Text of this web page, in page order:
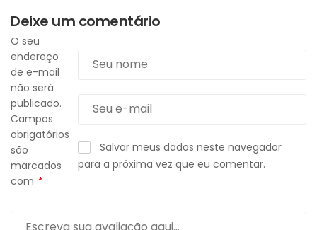
Deixe um comentário
O seu
endereço
de e-mail
não será
publicado.
Campos
obrigatórios
são
marcados
com *
Salvar meus dados neste navegador
para a próxima vez que eu comentar.